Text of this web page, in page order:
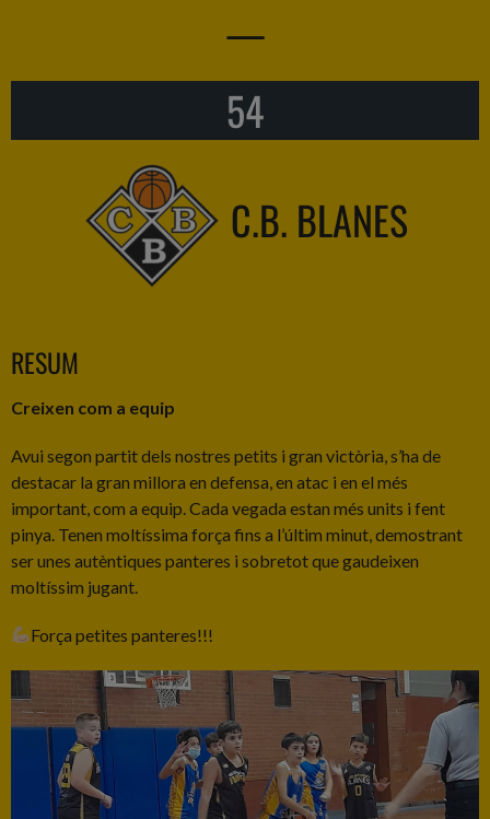
—
54
C.B. BLANES
RESUM
Creixen com a equip
Avui segon partit dels nostres petits i gran victòria, s’ha de
destacar la gran millora en defensa, en atac i en el més
important, com a equip. Cada vegada estan més units i fent
pinya. Tenen moltíssima força fins a l’últim minut, demostrant
ser unes autèntiques panteres i sobretot que gaudeixen
moltíssim jugant.
Força petites panteres!!!